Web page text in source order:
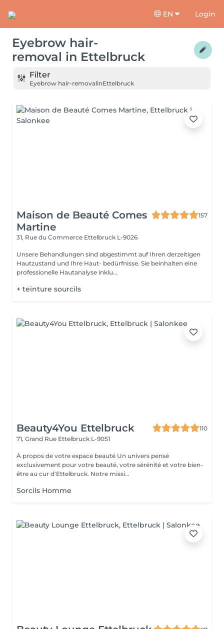
EN Login
Eyebrow hair-
removal in Ettelbruck
Filter
Eyebrow hair-removalinEttelbruck
Maison de Beauté Comes
Martine
157
31, Rue du Commerce Ettelbruck L-9026
Unsere Behandlungen sind abgestimmt auf Ihren derzeitigen
Hautzustand und Ihre Haut- bedürfnisse. Sie beinhalten eine
professionelle Hautanalyse inklu...
+ teinture sourcils
Beauty4You Ettelbruck
110
71, Grand Rue Ettelbruck L-9051
À propos de votre espace beauté Un univers pensé
exclusivement pour votre beauté, votre sérénité et votre bien-
être au cur d'Ettelbruck. Notre missi...
Sorcils Homme